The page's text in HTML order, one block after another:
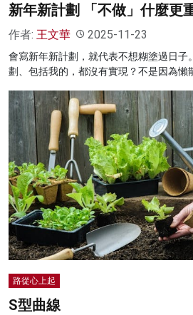
新年新計劃 「不做」什麼更
作者: 王文華 2025-11-23
會寫新年新計劃，就代表不想糊塗過日子
劃、包括我的，都沒有實現？不是因為懶
路從心上起
S型曲線